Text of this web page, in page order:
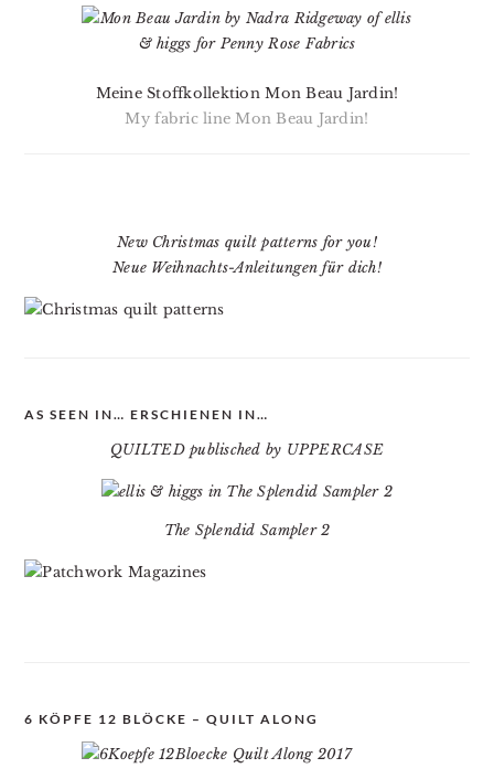
Meine Stoffkollektion Mon Beau Jardin!
My fabric line Mon Beau Jardin!
New Christmas quilt patterns for you!
Neue Weihnachts-Anleitungen für dich!
AS SEEN IN… ERSCHIENEN IN…
QUILTED publisched by UPPERCASE
The Splendid Sampler 2
6 KÖPFE 12 BLÖCKE – QUILT ALONG